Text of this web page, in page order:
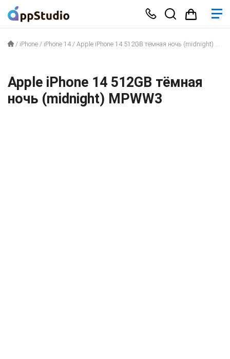
/ iPhone / iPhone 14/ Apple iPhone 14 512GB тёмная ночь (midnight) MPWW3
Apple iPhone 14 512GB тёмная
ночь (midnight) MPWW3